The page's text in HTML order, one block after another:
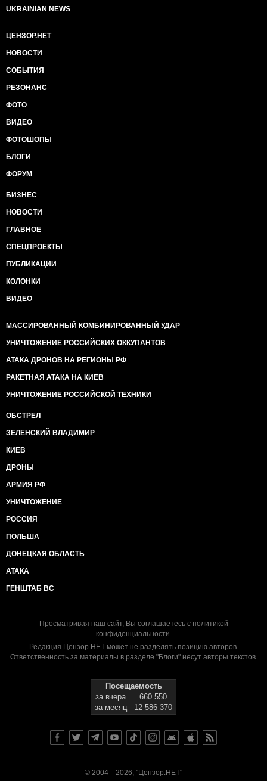
UKRAINIAN NEWS
ЦЕНЗОР.НЕТ
НОВОСТИ
СОБЫТИЯ
РЕЗОНАНС
ФОТО
ВИДЕО
ФОТОШОПЫ
БЛОГИ
ФОРУМ
БИЗНЕС
НОВОСТИ
ГЛАВНОЕ
СПЕЦПРОЕКТЫ
ПУБЛИКАЦИИ
КОЛОНКИ
ВИДЕО
МАССИРОВАННЫЙ КОМБИНИРОВАННЫЙ УДАР
УНИЧТОЖЕНИЕ РОССИЙСКИХ ОККУПАНТОВ
АТАКА ДРОНОВ НА РЕГИОНЫ РФ
РАКЕТНАЯ АТАКА НА КИЕВ
УНИЧТОЖЕНИЕ РОССИЙСКОЙ ТЕХНИКИ
ОБСТРЕЛ
ЗЕЛЕНСКИЙ ВЛАДИМИР
КИЕВ
ДРОНЫ
АРМИЯ РФ
УНИЧТОЖЕНИЕ
РОССИЯ
ПОЛЬША
ДОНЕЦКАЯ ОБЛАСТЬ
АТАКА
ГЕНШТАБ ВС
Просматривая наш сайт, Вы соглашаетесь с политикой
конфиденциальности.
Редакция Цензор.НЕТ может не разделять позицию авторов.
Ответственность за материалы в разделе "Блоги" несут авторы текстов.
Посещаемость
за вчера
660 550
за месяц
12 586 370
© 2004—2026, "Цензор.НЕТ"